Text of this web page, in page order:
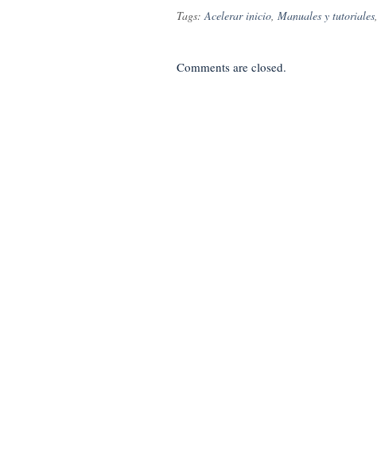
Tags:Acelerar inicio, Manuales y tutoriales,
Comments are closed.